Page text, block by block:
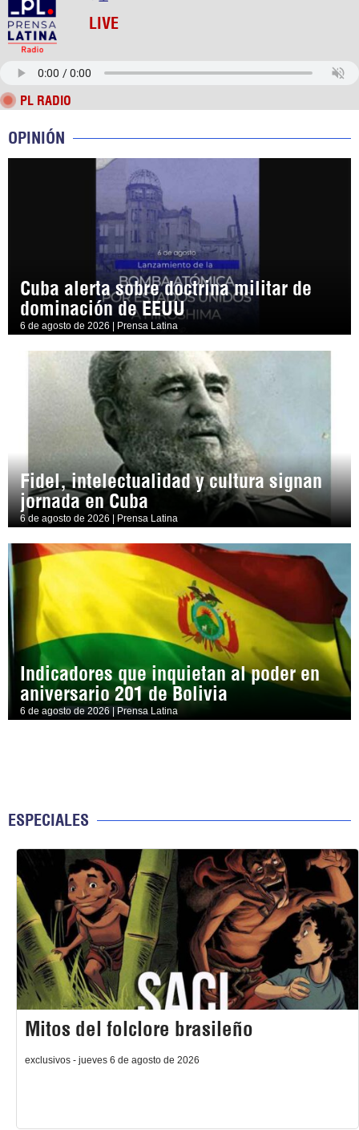
LIVE
PL RADIO
OPINIÓN
Cuba alerta sobre doctrina militar de
dominación de EEUU
6 de agosto de 2026 | Prensa Latina
Fidel, intelectualidad y cultura signan
jornada en Cuba
6 de agosto de 2026 | Prensa Latina
Indicadores que inquietan al poder en
aniversario 201 de Bolivia
6 de agosto de 2026 | Prensa Latina
ESPECIALES
Mitos del folclore brasileño
exclusivos - jueves 6 de agosto de 2026